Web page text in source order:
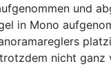
und
in Mono
nicht